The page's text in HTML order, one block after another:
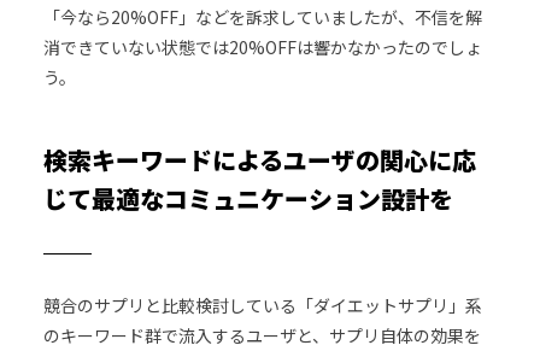
「今なら20%OFF」などを訴求していましたが、不信を解
消できていない状態では20%OFFは響かなかったのでしょ
う。
検索キーワードによるユーザの関心に応
じて最適なコミュニケーション設計を
競合のサプリと比較検討している「ダイエットサプリ」系
のキーワード群で流入するユーザと、サプリ自体の効果を